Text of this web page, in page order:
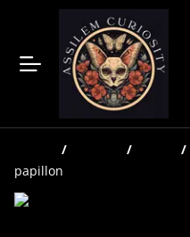
/ / /
papillon